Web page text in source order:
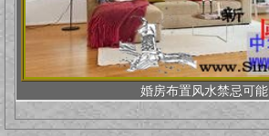
婚房布置风水禁忌可能